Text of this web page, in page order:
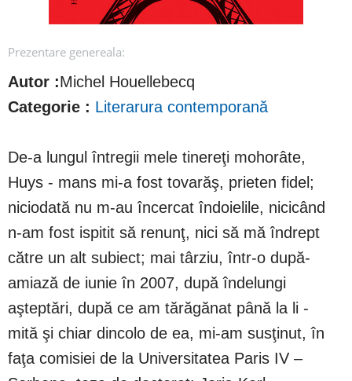
Prezentare genereala:
Autor :Michel Houellebecq
Categorie : Literarura contemporană
De-a lungul întregii mele tinereţi mohorâte,
Huys - mans mi-a fost tovarăş, prieten fidel;
niciodată nu m-au încercat îndoielile, nicicând
n-am fost ispitit să renunţ, nici să mă îndrept
către un alt subiect; mai târziu, într-o după-
amiază de iunie în 2007, după îndelungi
aşteptări, după ce am tărăgănat până la li -
mită şi chiar dincolo de ea, mi-am susţinut, în
faţa comisiei de la Universitatea Paris IV –